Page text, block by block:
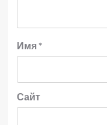
Имя *
Сайт